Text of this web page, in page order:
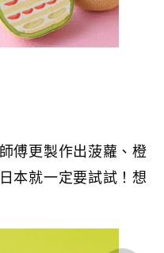
傅更製作出菠蘿、橙
本就一定要試試！想